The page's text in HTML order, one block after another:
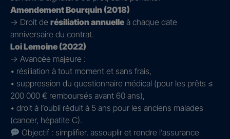
Amendement Bourquin (2018)
→ Droit de résiliation annuelle à chaque date
anniversaire du contrat.
Loi Lemoine (2022)
→ Avancée majeure :
• résiliation à tout moment et sans frais,
• suppression du questionnaire médical (pour les prêts ≤
200 000 € remboursés avant 60 ans),
• droit à l’oubli réduit à 5 ans pour les anciens malades
(cancer, hépatite C).
Objectif : simplifier, assouplir et rendre l’assurance